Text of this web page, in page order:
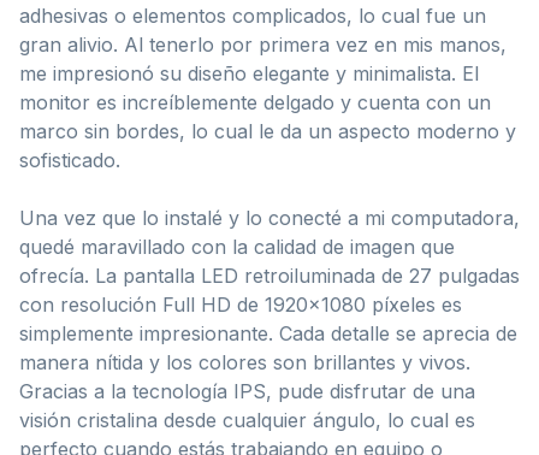
adhesivas o elementos complicados, lo cual fue un
gran alivio. Al tenerlo por primera vez en mis manos,
me impresionó su diseño elegante y minimalista. El
monitor es increíblemente delgado y cuenta con un
marco sin bordes, lo cual le da un aspecto moderno y
sofisticado.
Una vez que lo instalé y lo conecté a mi computadora,
quedé maravillado con la calidad de imagen que
ofrecía. La pantalla LED retroiluminada de 27 pulgadas
con resolución Full HD de 1920×1080 píxeles es
simplemente impresionante. Cada detalle se aprecia de
manera nítida y los colores son brillantes y vivos.
Gracias a la tecnología IPS, pude disfrutar de una
visión cristalina desde cualquier ángulo, lo cual es
perfecto cuando estás trabajando en equipo o